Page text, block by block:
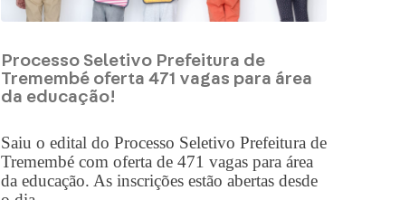
Processo Seletivo Prefeitura de
Tremembé oferta 471 vagas para área
da educação!
Saiu o edital do Processo Seletivo Prefeitura de
Tremembé com oferta de 471 vagas para área
da educação. As inscrições estão abertas desde